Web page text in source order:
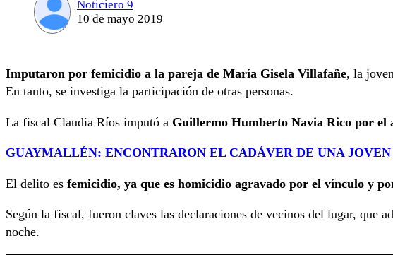
Noticiero 9
10 de mayo 2019
Imputaron por femicidio a la pareja de María Gisela Villafañe, la
En tanto, se investiga la participación de otras personas.
La fiscal Claudia Ríos imputó a Guillermo Humberto Navia Rico por el
GUAYMALLÉN: ENCONTRARON EL CADÁVER DE UNA
El delito es femicidio, ya que es homicidio agravado por el vínculo y
Según la fiscal, fueron claves las declaraciones de vecinos del lugar, que
noche.